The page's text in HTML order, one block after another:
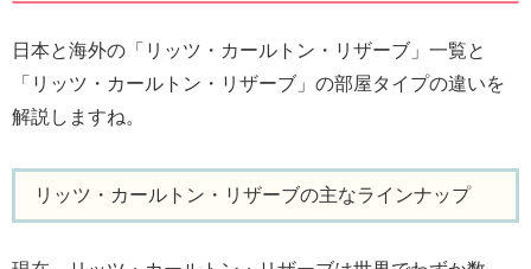
日本と海外の「リッツ・カールトン・リザーブ」一覧と
「リッツ・カールトン・リザーブ」の部屋タイプの違いを
解説しますね。
リッツ・カールトン・リザーブの主なラインナップ